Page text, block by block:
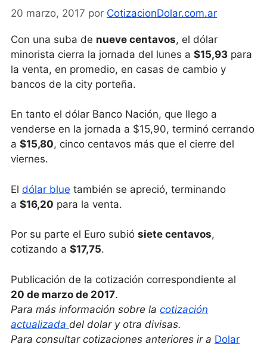
20 marzo, 2017 por CotizacionDolar.com.ar
Con una suba de nueve centavos, el dólar
minorista cierra la jornada del lunes a $15,93 para
la venta, en promedio, en casas de cambio y
bancos de la city porteña.
En tanto el dólar Banco Nación, que llego a
venderse en la jornada a $15,90, terminó cerrando
a $15,80, cinco centavos más que el cierre del
viernes.
El dólar blue también se apreció, terminando
a $16,20 para la venta.
Por su parte el Euro subió siete centavos,
cotizando a $17,75.
Publicación de la cotización correspondiente al
20 de marzo de 2017.
Para más información sobre la cotización
actualizada del dolar y otra divisas.
Para consultar cotizaciones anteriores ir a Dolar